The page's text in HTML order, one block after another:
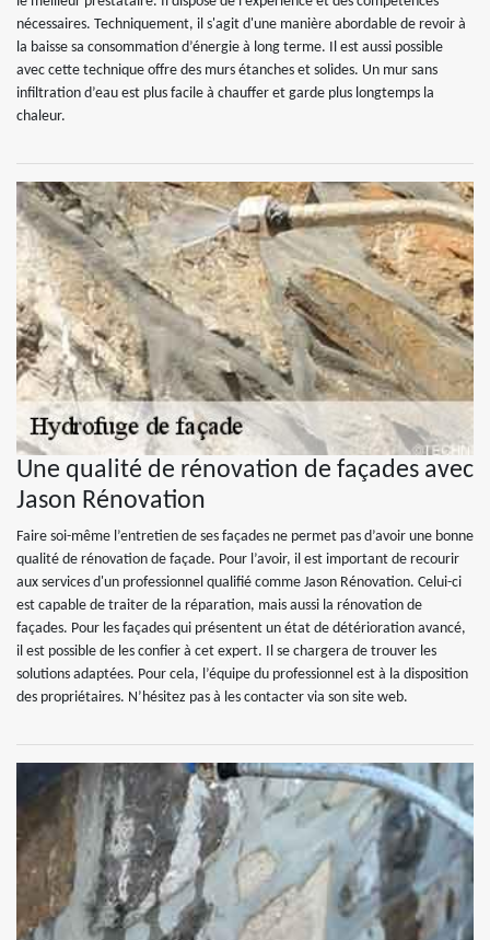
nécessaires. Techniquement, il s'agit d'une manière abordable de revoir à
la baisse sa consommation d’énergie à long terme. Il est aussi possible
avec cette technique offre des murs étanches et solides. Un mur sans
infiltration d’eau est plus facile à chauffer et garde plus longtemps la
chaleur.
Une qualité de rénovation de façades avec
Jason Rénovation
Faire soi-même l’entretien de ses façades ne permet pas d’avoir une bonne
qualité de rénovation de façade. Pour l’avoir, il est important de recourir
aux services d'un professionnel qualifié comme Jason Rénovation. Celui-ci
est capable de traiter de la réparation, mais aussi la rénovation de
façades. Pour les façades qui présentent un état de détérioration avancé,
il est possible de les confier à cet expert. Il se chargera de trouver les
solutions adaptées. Pour cela, l’équipe du professionnel est à la disposition
des propriétaires. N’hésitez pas à les contacter via son site web.